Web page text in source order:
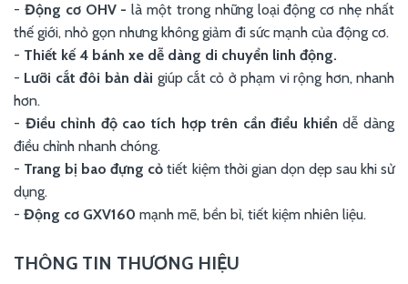
- Động cơ OHV -là một trong những loại động cơ nhẹ nhất
thế giới, nhỏ gọn nhưng không giảm đi sức mạnh của động cơ.
- Thiết kế 4 bánh xe dễ dàng di chuyển linh động.
- Lưỡi cắt đôi bản dài giúp cắt cỏ ở phạm vi rộng hơn, nhanh
hơn.
- Điều chỉnh độ cao tích hợp trên cần điểu khiển dễ dàng
điều chỉnh nhanh chóng.
- Trang bị bao đựng cỏ tiết kiệm thời gian dọn dẹp sau khi sử
dụng.
- Động cơ GXV160 mạnh mẽ, bền bỉ, tiết kiệm nhiên liệu.
THÔNG TIN THƯƠNG HIỆU